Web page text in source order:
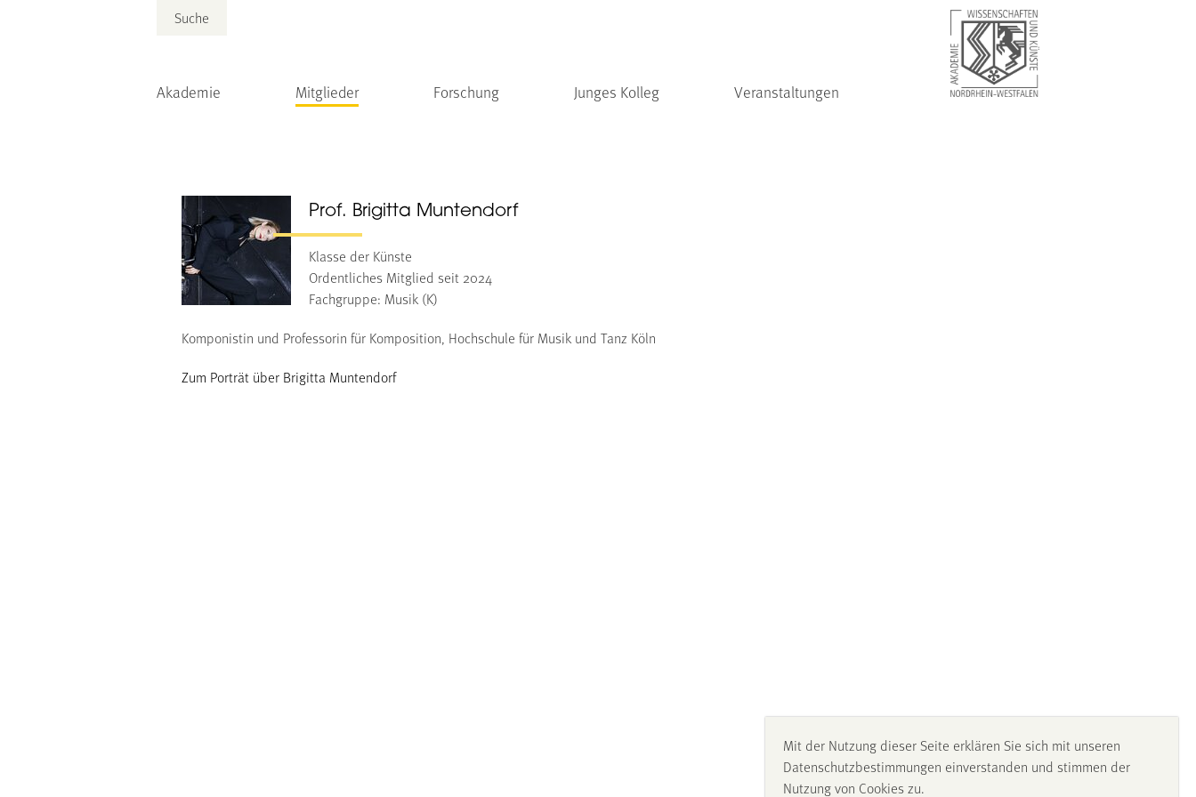
Suche
Akademie Mitglieder Forschung Junges Kolleg Veranstaltungen
Prof. Brigitta Muntendorf
Klasse der Künste
Ordentliches Mitglied seit 2024
Fachgruppe: Musik (K)
Komponistin und Professorin für Komposition, Hochschule für Musik und Tanz Köln
Zum Porträt über Brigitta Muntendorf
Mit der Nutzung dieser Seite erklären Sie sich mit unseren
Datenschutzbestimmungen einverstanden und stimmen der
Nutzung von Cookies zu.